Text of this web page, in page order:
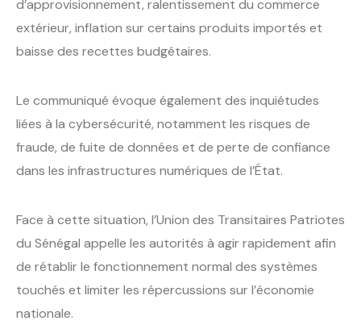
d’approvisionnement, ralentissement du commerce
extérieur, inflation sur certains produits importés et
baisse des recettes budgétaires.
Le communiqué évoque également des inquiétudes
liées à la cybersécurité, notamment les risques de
fraude, de fuite de données et de perte de confiance
dans les infrastructures numériques de l’État.
Face à cette situation, l’Union des Transitaires Patriotes
du Sénégal appelle les autorités à agir rapidement afin
de rétablir le fonctionnement normal des systèmes
touchés et limiter les répercussions sur l’économie
nationale.